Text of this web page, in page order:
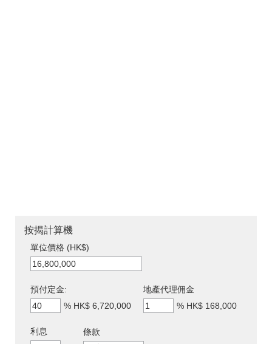
按揭計算機
單位價格 (HK$)
預付定金:
% HK$ 6,720,000
地產代理佣金
% HK$ 168,000
利息
條款